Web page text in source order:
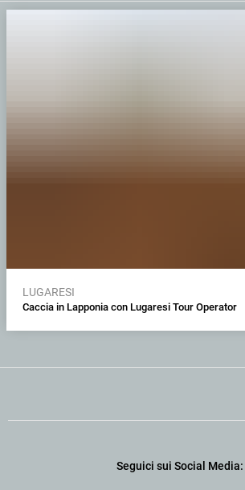
LUGARESI
Caccia in Lapponia con Lugaresi Tour Operator
Seguici sui Social Media: